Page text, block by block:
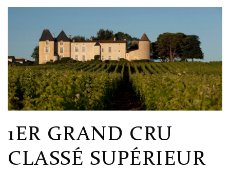
1ER GRAND CRU
CLASSÉ SUPÉRIEUR